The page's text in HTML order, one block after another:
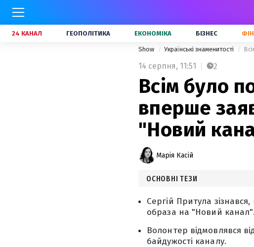
24 КАНАЛ ГЕОПОЛІТИКА ЕКОНОМІКА БІЗНЕС
Show Українські знаменитості
14 серпня, 11:51 2
Всім було
вперше
"Новий
Марія Касій
ОСНОВНІ ТЕЗИ
Сергій Притула
образа на "Новий канал".
Волонтер відмовлявся
байдужості каналу.